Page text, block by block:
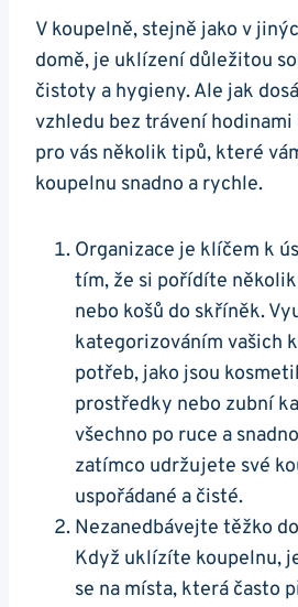
V koupelně, stejně jako v
domě, je uklízení důležitou
čistoty a hygieny. Ale jak
vzhledu bez trávení hodinami
pro vás několik tipů, které
koupelnu snadno a rychle.
Organizace je klíčem k
tím, že si pořídíte
nebo košů do skříněk.
kategorizováním vašich
potřeb, jako jsou
prostředky nebo zubní
všechno po ruce a
zatímco udržujete své
uspořádané a čisté.
Nezanedbávejte těžko
Když uklízíte koupelnu,
se na místa, která často